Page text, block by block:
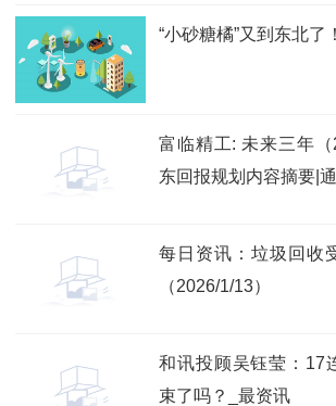
“小砂糖橘”又到东北了
富临精工: 未来三年
东回报规划内容摘要|
每日资讯：垃圾回收
（2026/1/13）
和讯投顾吴钰莹：17
束了吗？_最资讯